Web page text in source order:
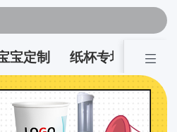
宝定制 纸杯专场 营销